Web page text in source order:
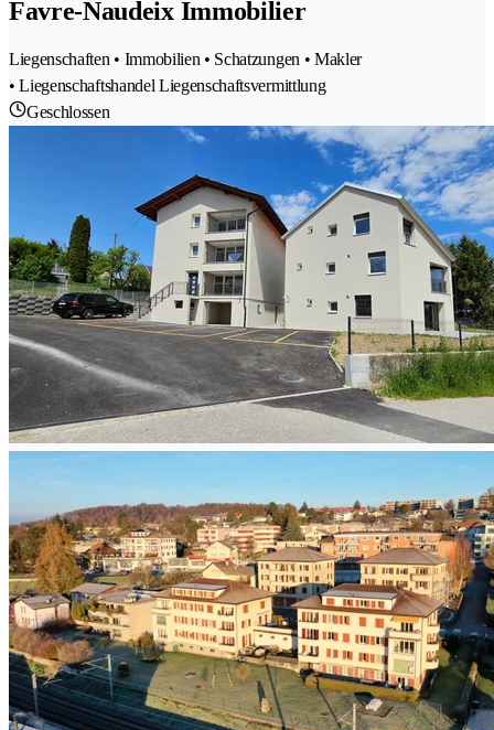
Favre-Naudeix Immobilier
Liegenschaften • Immobilien • Schatzungen • Makler
• Liegenschaftshandel Liegenschaftsvermittlung
Geschlossen